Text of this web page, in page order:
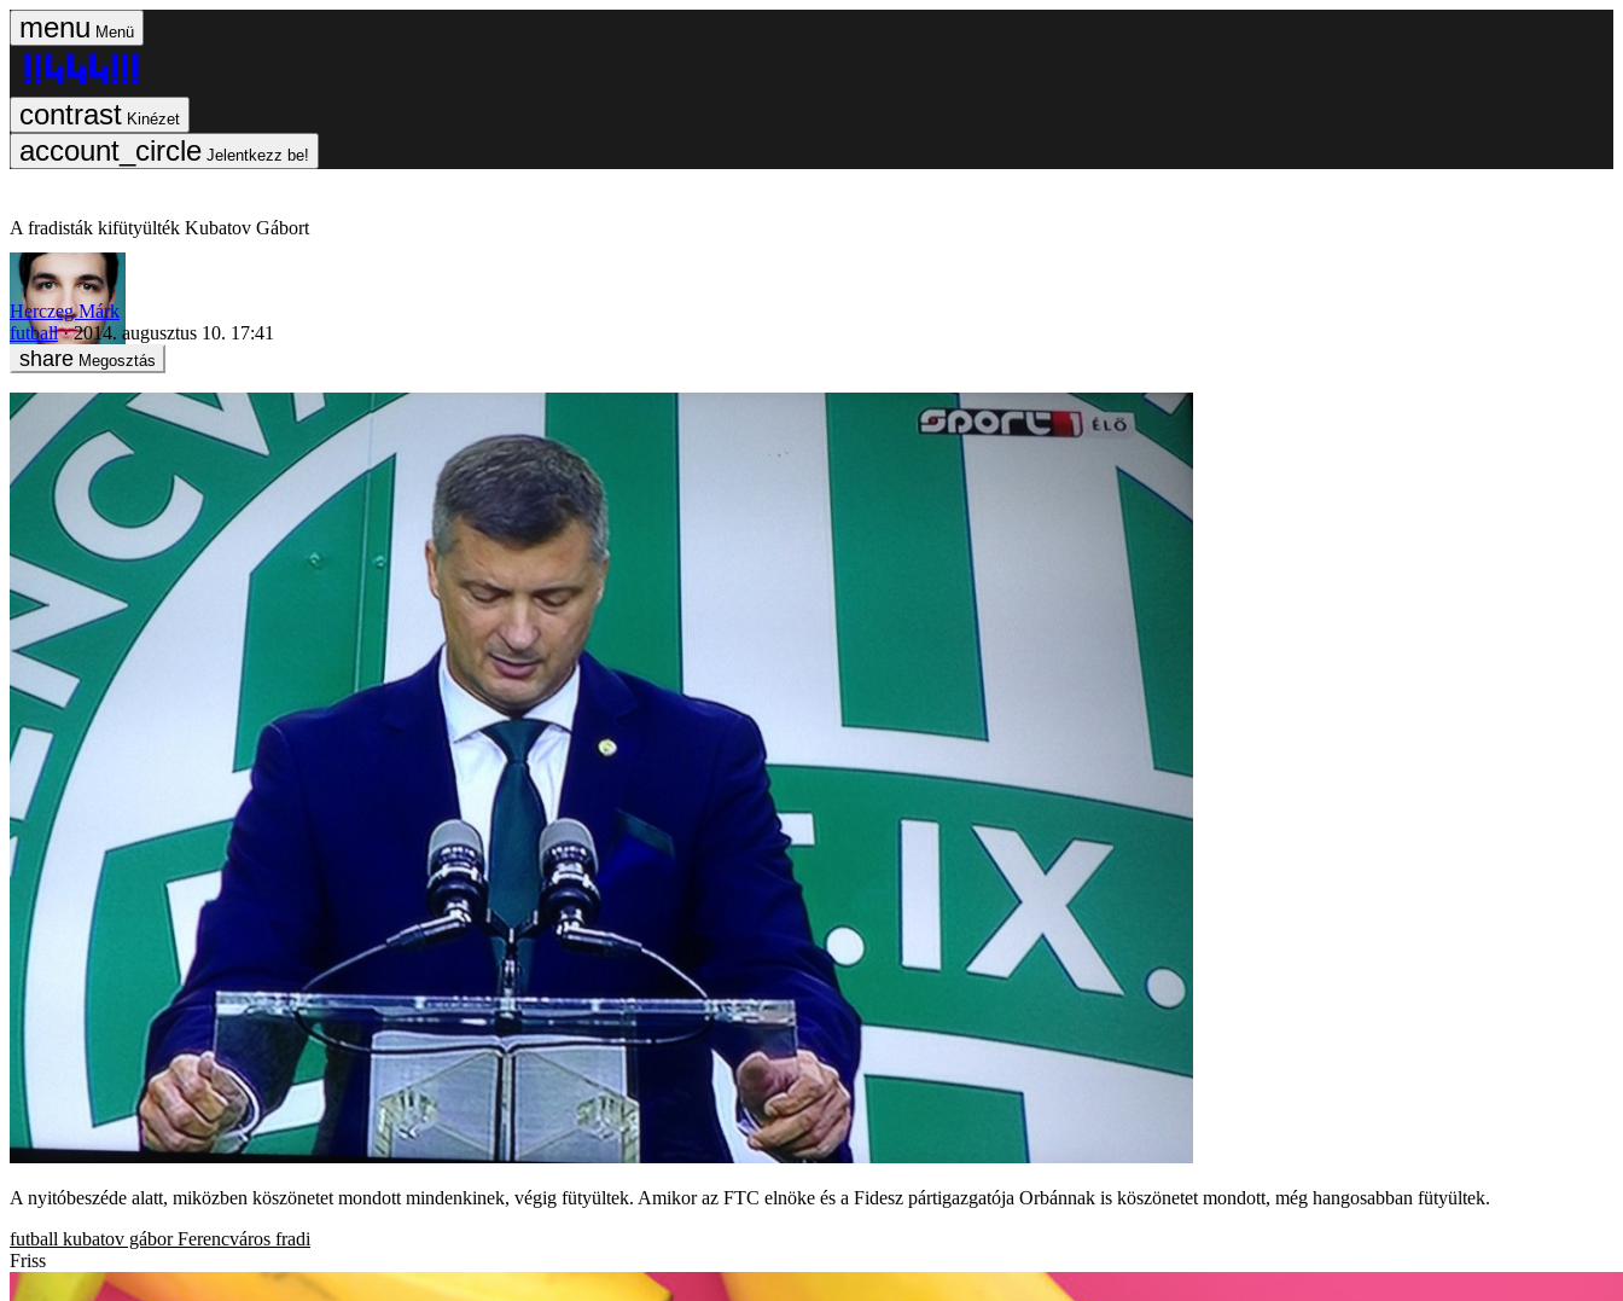
Menü
Kinézet
Jelentkezz be!
A fradisták kifütyülték Kubatov Gábort
Herczeg Márk
futball
2014. augusztus 10. 17:41
Megosztás
A nyitóbeszéde alatt, miközben köszönetet mondott mindenkinek, végig fütyültek. Amikor az FTC elnöke és a Fidesz pártigazgatója Orbánnak is köszönetet mondott, még hangosabban fütyültek.
futball kubatov gábor Ferencváros fradi
Friss